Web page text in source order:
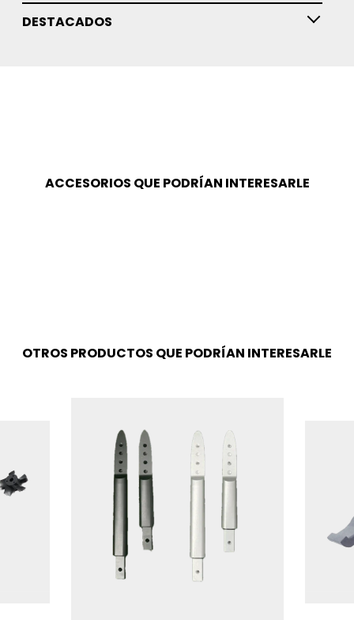
DESTACADOS
ACCESORIOS QUE PODRÍAN INTERESARLE
OTROS PRODUCTOS QUE PODRÍAN INTERESARLE